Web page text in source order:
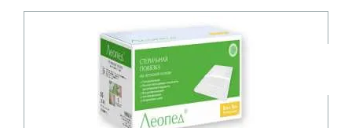
чувствительной кожей или глубокими ранами.
Повязка с гелевым покрытием
Специальные повязки с увлажняющим слоем,
поддерживающим оптимальную влажность раны.
Преимущества:стимулируют регенерацию
тканей, защищают от инфекций.